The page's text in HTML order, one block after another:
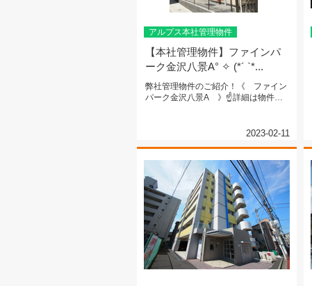
アルプス本社管理物件
【本社管理物件】ファインパ
ーク金沢八景A° ✧ (*´ `*...
弊社管理物件のご紹介！《 ファイン
パーク金沢八景A 》☝詳細は物件名
2023-02-11